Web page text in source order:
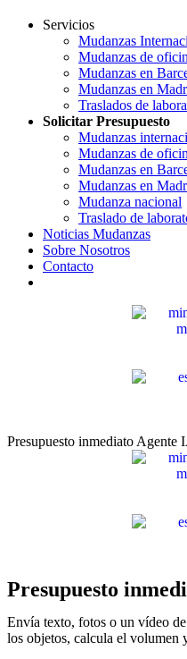
Servicios
Mudanzas
Mudanzas de
Mudanzas en
Mudanzas en
Traslados de
Solicitar Presupuesto
Mudanzas
Mudanzas de
Mudanzas en
Mudanzas en
Mudanza nacional
Traslado de
Noticias Mudanzas
Sobre Nosotros
Contacto
Presupuesto inmediato Agente
Presupuesto
Envía texto, fotos o un vídeo
los objetos, calcula el volumen